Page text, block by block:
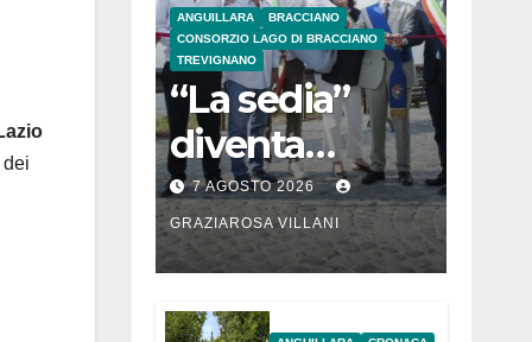
ANGUILLARA
BRACCIANO
CONSORZIO LAGO DI BRACCIANO
TREVIGNANO
“La sedia”
diventa
Belvedere sul
lago di
Bracciano: ieri
l’inaugurazion
7 AGOSTO 2026
GRAZIAROSA VILLANI